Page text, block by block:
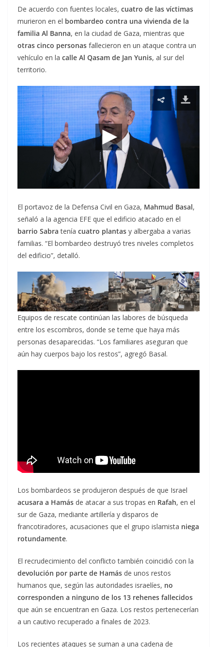
De acuerdo con fuentes locales, cuatro de las víctimas
murieron en el bombardeo contra una vivienda de la
familia Al Banna, en la ciudad de Gaza, mientras que
otras cinco personas fallecieron en un ataque contra un
vehículo en la calle Al Qasam de Jan Yunis, al sur del
territorio.
El portavoz de la Defensa Civil en Gaza, Mahmud Basal,
señaló a la agencia EFE que el edificio atacado en el
barrio Sabra tenía cuatro plantas y albergaba a varias
familias. “El bombardeo destruyó tres niveles completos
del edificio”, detalló.
Equipos de rescate continúan las labores de búsqueda
entre los escombros, donde se teme que haya más
personas desaparecidas. “Los familiares aseguran que
aún hay cuerpos bajo los restos”, agregó Basal.
Los bombardeos se produjeron después de que Israel
acusara a Hamás de atacar a sus tropas en Rafah, en el
sur de Gaza, mediante artillería y disparos de
francotiradores, acusaciones que el grupo islamista niega
rotundamente.
El recrudecimiento del conflicto también coincidió con la
devolución por parte de Hamás de unos restos
humanos que, según las autoridades israelíes, no
corresponden a ninguno de los 13 rehenes fallecidos
que aún se encuentran en Gaza. Los restos pertenecerían
a un cautivo recuperado a finales de 2023.
Los recientes ataques se suman a una cadena de